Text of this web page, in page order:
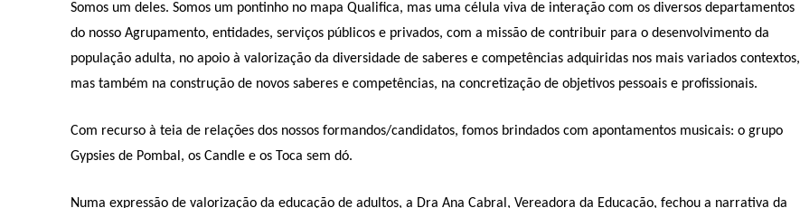
Somos um deles. Somos um pontinho no mapa Qualifica, mas uma célula viva de interação com os diversos departamentos
do nosso Agrupamento, entidades, serviços públicos e privados, com a missão de contribuir para o desenvolvimento da
população adulta, no apoio à valorização da diversidade de saberes e competências adquiridas nos mais variados contextos,
mas também na construção de novos saberes e competências, na concretização de objetivos pessoais e profissionais.
Com recurso à teia de relações dos nossos formandos/candidatos, fomos brindados com apontamentos musicais: o grupo
Gypsies de Pombal, os Candle e os Toca sem dó.
Numa expressão de valorização da educação de adultos, a Dra Ana Cabral, Vereadora da Educação, fechou a narrativa da